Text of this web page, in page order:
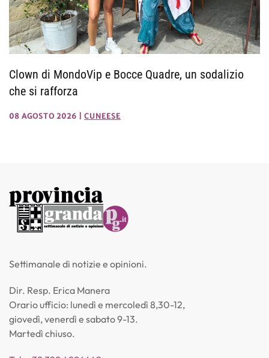
Clown di MondoVip e Bocce Quadre, un sodalizio
che si rafforza
08 AGOSTO 2026 CUNEESE
Settimanale di notizie e opinioni.
Dir. Resp. Erica Manera
Orario ufficio: lunedì e mercoledì 8,30-12,
giovedì, venerdì e sabato 9-13.
Martedì chiuso.